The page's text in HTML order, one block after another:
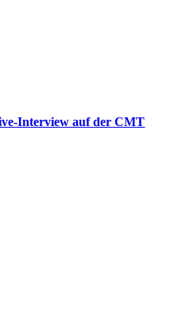
Interview auf der CMT